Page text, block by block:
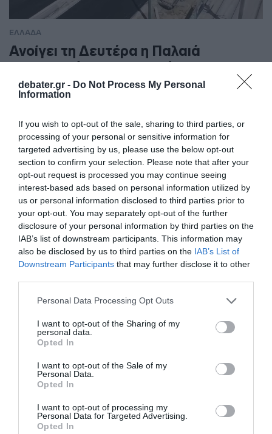
debater.gr - Do Not Process My Personal
Information
If you wish to opt-out of the sale, sharing to third parties, or
processing of your personal or sensitive information for
targeted advertising by us, please use the below opt-out
section to confirm your selection. Please note that after your
opt-out request is processed you may continue seeing
interest-based ads based on personal information utilized by
us or personal information disclosed to third parties prior to
your opt-out. You may separately opt-out of the further
disclosure of your personal information by third parties on the
IAB’s list of downstream participants. This information may
also be disclosed by us to third parties on the IAB’s List of
Downstream Participants that may further disclose it to other
Please note that this website/app uses one or more Google
not limited to your visit or usage behaviour. You may click to
grant or deny consent to Google and its third-party tags to
use your data for below specified purposes in below Google
consent section.
Personal Data Processing Opt Outs
I want to opt-out of the Sharing of my
personal data.
Opted In
I want to opt-out of the Sale of my
Personal Data.
Opted In
I want to opt-out of processing my
Personal Data for Targeted Advertising.
Opted In
ΕΛΛΑΔΑ
Ανοίγει τη Δευτέρα η Παλαιά
Παραλιακή στην Καλλιθέα –
Θωρακίζεται η περιοχή απέναντι σε
πλημμυρικά φαινόμενα (βίντεο)
Από τη Λεωφόρο Θησέως έως την οδό Καποδιστρίου
ΕΛΛΑΔΑ
Υπογράφηκε η σύμβαση για τα
Διεθνές Αεροδρόμιο Ηρακλείου –
Αναμένεται να τεθεί σε λειτουργία
τον Νοέμβριο του 2028
Δήμας: "Είμαστε στο 76% του κατασκευαστικού